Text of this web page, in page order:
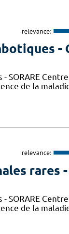
relevance:
-
SORARE
de la
relevance:
rares -
SORARE
de la